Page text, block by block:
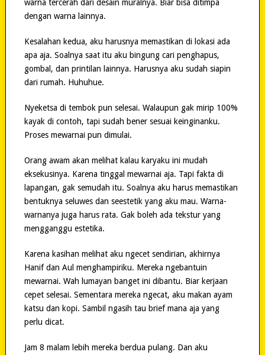
warna tercerah dari desain muralnya. Biar bisa ditimpa
dengan warna lainnya.
Kesalahan kedua, aku harusnya memastikan di lokasi ada
apa aja. Soalnya saat itu aku bingung cari penghapus,
gombal, dan printilan lainnya. Harusnya aku sudah siapin
dari rumah. Huhuhue.
Nyeketsa di tembok pun selesai. Walaupun gak mirip 100%
kayak di contoh, tapi sudah bener sesuai keinginanku.
Proses mewarnai pun dimulai.
Orang awam akan melihat kalau karyaku ini mudah
eksekusinya. Karena tinggal mewarnai aja. Tapi fakta di
lapangan, gak semudah itu. Soalnya aku harus memastikan
bentuknya seluwes dan seestetik yang aku mau. Warna-
warnanya juga harus rata. Gak boleh ada tekstur yang
mengganggu estetika.
Karena kasihan melihat aku ngecet sendirian, akhirnya
Hanif dan Aul menghampiriku. Mereka ngebantuin
mewarnai. Wah lumayan banget ini dibantu. Biar kerjaan
cepet selesai. Sementara mereka ngecat, aku makan ayam
katsu dan kopi. Sambil ngasih tau brief mana aja yang
perlu dicat.
Jam 8 malam lebih mereka berdua pulang. Dan aku